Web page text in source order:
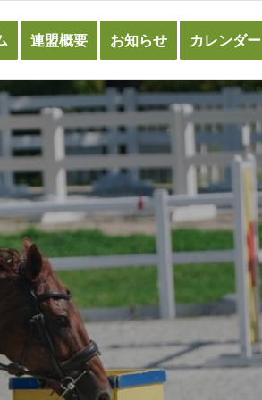
連盟概要 お知らせ カレンダー